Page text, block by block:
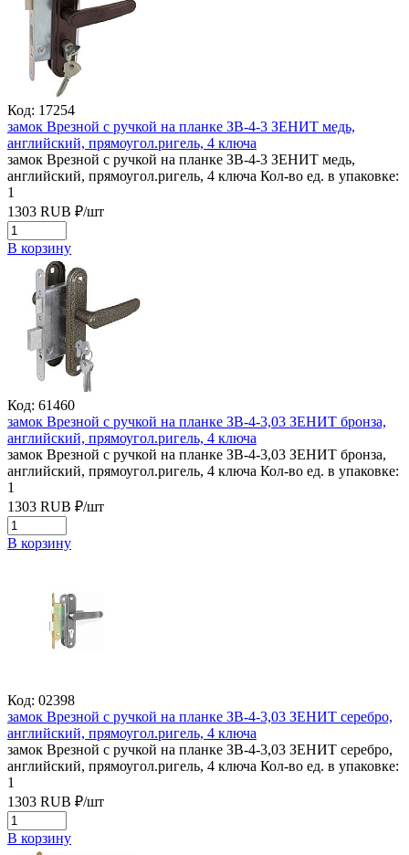
Код: 17254
замок Врезной с ручкой на планке ЗВ-4-3 ЗЕНИТ медь,
английский, прямоугол.ригель, 4 ключа
замок Врезной с ручкой на планке ЗВ-4-3 ЗЕНИТ медь,
английский, прямоугол.ригель, 4 ключа Кол-во ед. в упаковке:
1
1303 RUB ₽/шт
В корзину
Код: 61460
замок Врезной с ручкой на планке ЗВ-4-3,03 ЗЕНИТ бронза,
английский, прямоугол.ригель, 4 ключа
замок Врезной с ручкой на планке ЗВ-4-3,03 ЗЕНИТ бронза,
английский, прямоугол.ригель, 4 ключа Кол-во ед. в упаковке:
1
1303 RUB ₽/шт
В корзину
Код: 02398
замок Врезной с ручкой на планке ЗВ-4-3,03 ЗЕНИТ серебро,
английский, прямоугол.ригель, 4 ключа
замок Врезной с ручкой на планке ЗВ-4-3,03 ЗЕНИТ серебро,
английский, прямоугол.ригель, 4 ключа Кол-во ед. в упаковке:
1
1303 RUB ₽/шт
В корзину